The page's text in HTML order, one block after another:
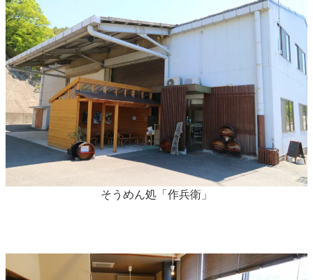
そうめん処「作兵衛」